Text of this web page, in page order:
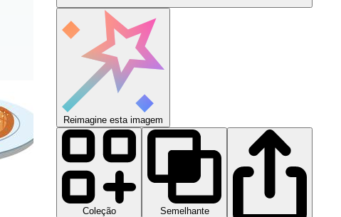
Reimagine esta imagem
Coleção
Semelhante